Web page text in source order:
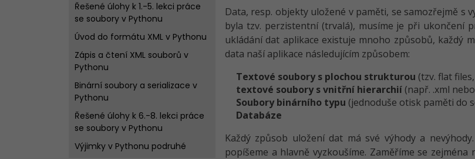
Řešené úlohy k 1.-5. lekci práce
se soubory v Pythonu
Úvod do formátu XML v Pythonu
Zápis a čtení XML souborů v
Pythonu
Binární soubory a serializace v
Pythonu
Řešené úlohy k 6.-8. lekci práce
se soubory v Pythonu
Výjimky v Pythonu podruhé
Data, resp. objekty uložené v paměti, se samozřejmě s
byla tzv. perzistentní (trvalá), musíme je při
ukládání dat aplikace existuje mnoho způsobů, každý
data naší aplikace následujícím způsobem:
Textové soubory s plochou strukturou (tzv. flat
textové soubory s vnitřní hierarchií (např. .xml
Soubory binárního typu (jednoduše otisk paměti do
Databáze
Každý způsob uložení dat má své výhody a
popíšeme a hlavně vyzkoušíme. Zaměříme se